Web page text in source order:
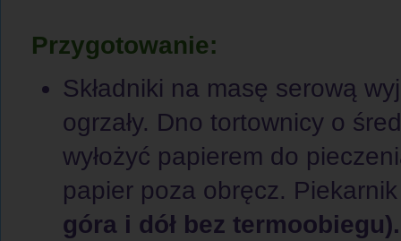
Przygotowanie:
Składniki na masę serową
ogrzały. Dno tortownicy o
wyłożyć papierem do
papier poza obręcz.
góra i dół bez termoobiegu).